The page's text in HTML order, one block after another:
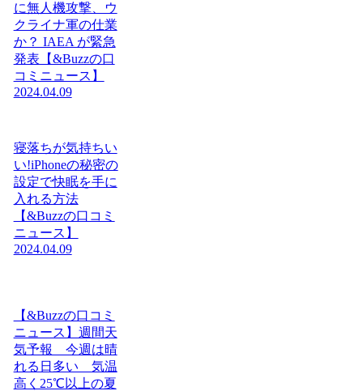
に無人機攻撃、ウ
クライナ軍の仕業
か？ IAEA が緊急
発表【&Buzzの口
コミニュース】
2024.04.09
寝落ちが気持ちい
い!iPhoneの秘密の
設定で快眠を手に
入れる方法
【&Buzzの口コミ
ニュース】
2024.04.09
【&Buzzの口コミ
ニュース】週間天
気予報 今週は晴
れる日多い 気温
高く25℃以上の夏